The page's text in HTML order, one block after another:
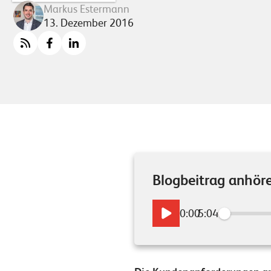
Markus Estermann
13. Dezember 2016
Blogbeitrag
0:00/5:04